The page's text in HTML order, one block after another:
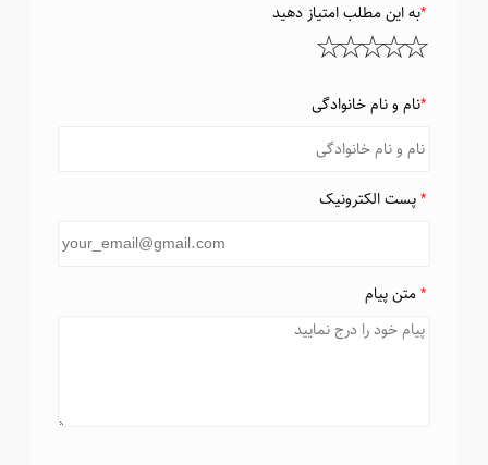
*به این مطلب امتیاز دهید
*نام و نام خانوادگی
*پست الکترونیک
*متن پیام